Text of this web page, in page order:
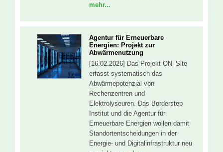
mehr...
Agentur für Erneuerbare
Energien: Projekt zur
Abwärmenutzung
[16.02.2026] Das Projekt ON_Site
erfasst systematisch das
Abwärmepotenzial von
Rechenzentren und
Elektrolyseuren. Das Borderstep
Institut und die Agentur für
Erneuerbare Energien wollen damit
Standortentscheidungen in der
Energie- und Digitalinfrastruktur neu